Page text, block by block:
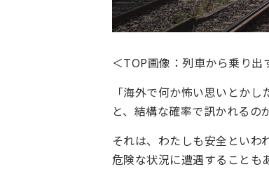
＜TOP画像：列車から乗り
「海外で何か怖い思いとか
と、結構な確率で訊かれるの
それは、わたしも安全といわ
危険な状況に遭遇することも